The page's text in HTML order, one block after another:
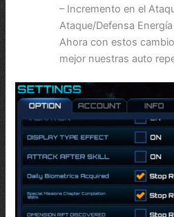
– Incremento en el
Ataque/Defensa
Ahora con estos
mejor nuestras auto